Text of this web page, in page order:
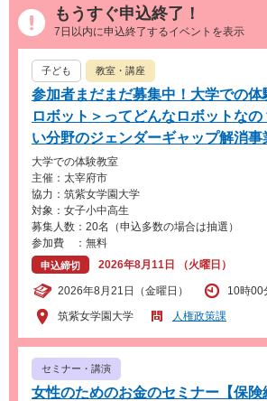
もうすぐ申込終了！
7日以内に申込終了するイベントを表示
子ども 教室・講座
参加者まだまだ募集中！大学での
ロボット＞ってどんなロボットな
い分野のジェンダーギャップ解消
大学での体験教室
主催：太宰府市
協力：筑紫女学園大学
対象：女子小中高生
募集人数：20名（申込多数の場合は抽選）
参加費 ：無料
申込締切 2026年8月11日 （火曜日）
2026年8月21日（金曜日）
10時00
筑紫女学園大学
人権政策課
セミナー・講演
女性のためのお金のセミナー【保険